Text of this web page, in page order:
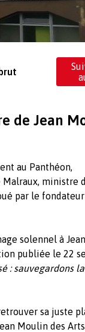
de Jean
au Panthéon,
Malraux, ministre
par le
solennel à
publiée le 22
: sauvegardons
sa juste
Moulin des